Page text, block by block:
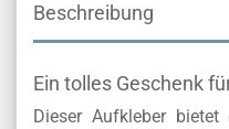
Beschreibung
Ein tolles Geschenk
Dieser Aufkleber